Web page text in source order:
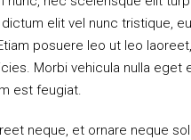
elit vel nunc tristique,
posuere leo ut leo
Morbi vehicula nulla eget
est feugiat.
neque, et ornare neque